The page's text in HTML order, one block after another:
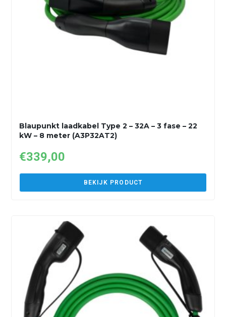
Blaupunkt laadkabel Type 2 – 32A – 3 fase – 22
kW – 8 meter (A3P32AT2)
€339,00
BEKIJK PRODUCT